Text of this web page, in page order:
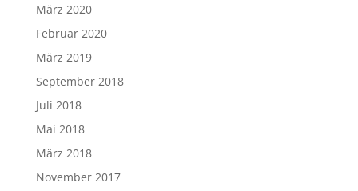
März 2020
Februar 2020
März 2019
September 2018
Juli 2018
Mai 2018
März 2018
November 2017